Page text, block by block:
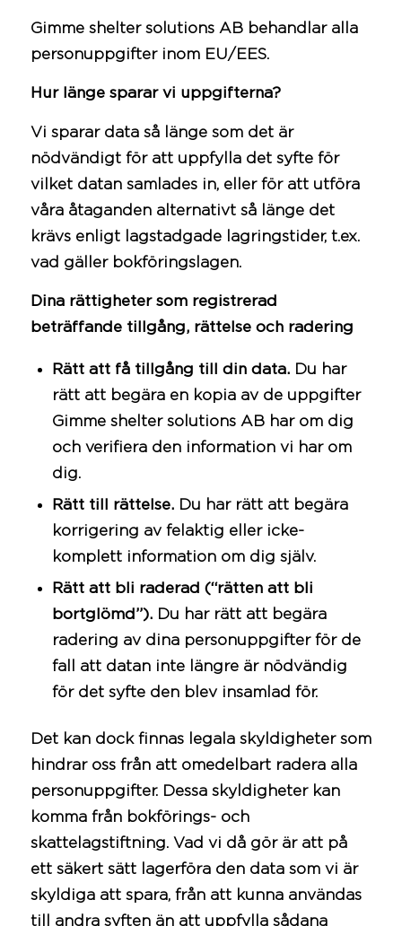
Gimme shelter solutions AB behandlar alla
personuppgifter inom EU/EES.
Hur länge sparar vi uppgifterna?
Vi sparar data så länge som det är
nödvändigt för att uppfylla det syfte för
vilket datan samlades in, eller för att utföra
våra åtaganden alternativt så länge det
krävs enligt lagstadgade lagringstider, t.ex.
vad gäller bokföringslagen.
Dina rättigheter som registrerad
beträffande tillgång, rättelse och radering
Rätt att få tillgång till din data. Du har
rätt att begära en kopia av de uppgifter
Gimme shelter solutions AB har om dig
och verifiera den information vi har om
dig.
Rätt till rättelse. Du har rätt att begära
korrigering av felaktig eller icke-
komplett information om dig själv.
Rätt att bli raderad (“rätten att bli
bortglömd”). Du har rätt att begära
radering av dina personuppgifter för de
fall att datan inte längre är nödvändig
för det syfte den blev insamlad för.
Det kan dock finnas legala skyldigheter som
hindrar oss från att omedelbart radera alla
personuppgifter. Dessa skyldigheter kan
komma från bokförings- och
skattelagstiftning. Vad vi då gör är att på
ett säkert sätt lagerföra den data som vi är
skyldiga att spara, från att kunna användas
till andra syften än att uppfylla sådana